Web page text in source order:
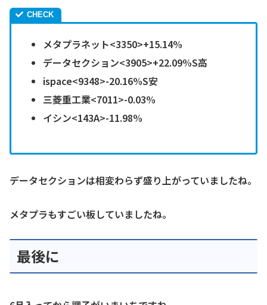
メタプラネット<3350>+15.14%
データセクション<3905>+22.09%S高
ispace<9348>-20.16%S安
三菱重工業<7011>-0.03%
イシン<143A>-11.98%
データセクションは相変わらず盛り上がっていましたね。
メタプラもすごい板していましたね。
最後に